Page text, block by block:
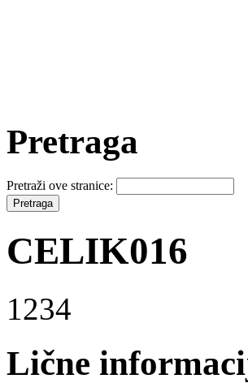
Pretraga
Pretraži ove stranice:
CELIK016
1234
Lične